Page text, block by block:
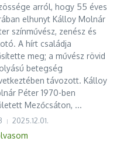
arról, hogy 55 éves
elhunyt Kálloy Molnár
színművész, zenész és
A hírt családja
meg; a művész rövid
betegség
távozott. Kálloy
Péter 1970-ben
Mezőcsáton, ...
2025.12.01.